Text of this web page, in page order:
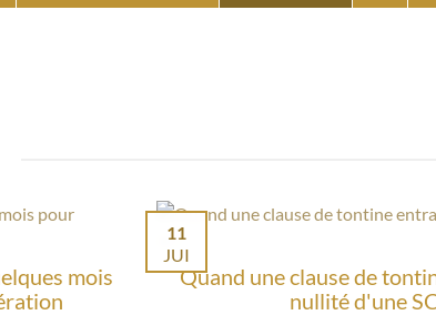
mois
Quand une clause de
nullité d'une
11
JUI